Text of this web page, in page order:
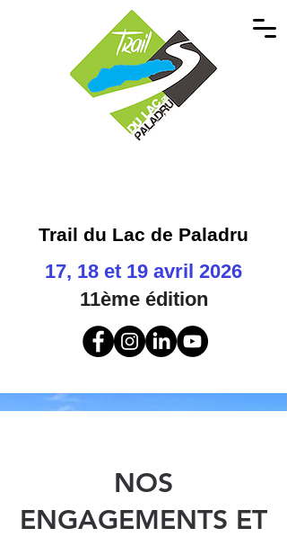
17, 18 et 19 avril 2026
11èmeédition
Trail du Lac de Paladru
NOS
ENGAGEMENTS ET